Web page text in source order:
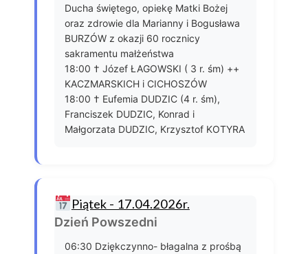
Ducha świętego, opiekę Matki Bożej
oraz zdrowie dla Marianny i Bogusława
BURZÓW z okazji 60 rocznicy
sakramentu małżeństwa
18:00 † Józef ŁAGOWSKI ( 3 r. śm) ++
KACZMARSKICH i CICHOSZÓW
18:00 † Eufemia DUDZIC (4 r. śm),
Franciszek DUDZIC, Konrad i
Małgorzata DUDZIC, Krzysztof KOTYRA
Piątek - 17.04.2026r.
Dzień Powszedni
06:30 Dziękczynno- błagalna z prośbą